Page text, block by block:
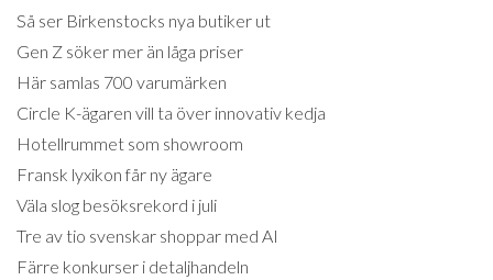
Så ser Birkenstocks nya butiker ut
Gen Z söker mer än låga priser
Här samlas 700 varumärken
Circle K-ägaren vill ta över innovativ kedja
Hotellrummet som showroom
Fransk lyxikon får ny ägare
Väla slog besöksrekord i juli
Tre av tio svenskar shoppar med AI
Färre konkurser i detaljhandeln